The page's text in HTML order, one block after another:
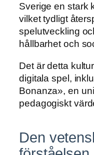
Sverige en stark
vilket tydligt
spelutveckling
hållbarhet och
Det är detta
digitala spel,
Bonanza», en
pedagogiskt
Den